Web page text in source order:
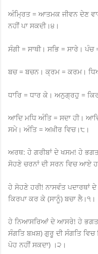
ਅੰਮ੍ਰਿਤ = ਆਤਮਕ ਜੀਵਨ ਦੇਣ
ਨਹੀਂ ਪਾ ਸਕਦੀ।੪।
ਸੰਗੀ = ਸਾਥੀ। ਸਭਿ = ਸਾਰੇ।
ਬਚ = ਬਚਨ। ਕ੍ਰਮ = ਕਰਮ।
ਧਾਰਿ = ਧਾਰ ਕੇ। ਅਨੁਗ੍ਰਹੁ =
ਆਦਿ ਮਧਿ ਅੰਤਿ = ਸਦਾ ਹੀ।
ਸਮੇ। ਅੰਤਿ = ਅਖ਼ੀਰ ਵਿਚ।੮।
ਅਰਥ: ਹੇ ਗਰੀਬਾਂ ਦੇ ਖਸਮ! ਹੇ
ਸੋਹਣੇ ਚਰਨਾਂ ਦੀ ਸਰਨ ਵਿਚ ਆਏ
ਹੇ ਸੋਹਣੇ ਹਰੀ! ਨਾਸਵੰਤ ਪਦਾਰਥਾਂ
ਕਿਰਪਾ ਕਰ ਕੇ (ਸਾਨੂੰ) ਬਚਾ ਲੈ।੧।
ਹੇ ਨਿਆਸਰਿਆਂ ਦੇ ਆਸਰੇ! ਹੇ
ਸੰਗਤਿ ਬਖ਼ਸ਼) ਗੁਰੂ ਦੀ ਸੰਗਤਿ ਵਿਚ
ਪੋਹ ਨਹੀਂ ਸਕਦਾ) ।੨।